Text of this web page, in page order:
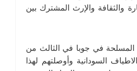
والثقافة والإرث المشترك بين
المسلحة في جوبا في الثالث من
السودانية وأوصلتهم لهذا